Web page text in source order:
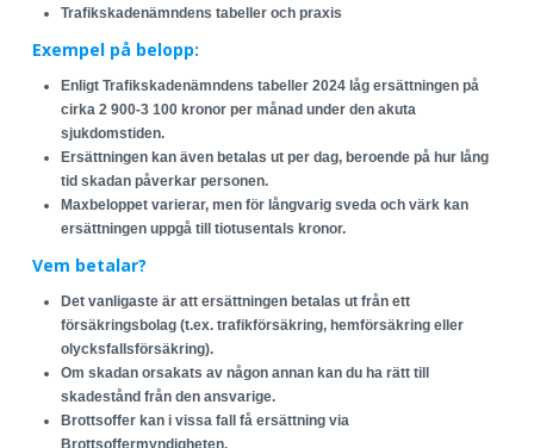
Trafikskadenämndens tabeller och praxis
Exempel på belopp:
Enligt Trafikskadenämndens tabeller 2024 låg ersättningen på
cirka 2 900-3 100 kronor per månad under den akuta
sjukdomstiden.
Ersättningen kan även betalas ut per dag, beroende på hur lång
tid skadan påverkar personen.
Maxbeloppet varierar, men för långvarig sveda och värk kan
ersättningen uppgå till tiotusentals kronor.
Vem betalar?
Det vanligaste är att ersättningen betalas ut från ett
försäkringsbolag (t.ex. trafikförsäkring, hemförsäkring eller
olycksfallsförsäkring).
Om skadan orsakats av någon annan kan du ha rätt till
skadestånd från den ansvarige.
Brottsoffer kan i vissa fall få ersättning via